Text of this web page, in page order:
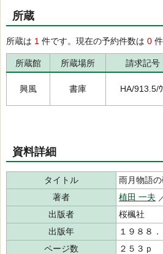
所蔵
所蔵は 1 件です。現在の予約件数は 0
所蔵館 所蔵場所 請求記号
興風 書庫 HA/913.5/
資料詳細
タイトル
雨月物語
著者
植田 一夫
出版者
桜楓社
出版年
１９８８．
ページ数
２５３ｐ